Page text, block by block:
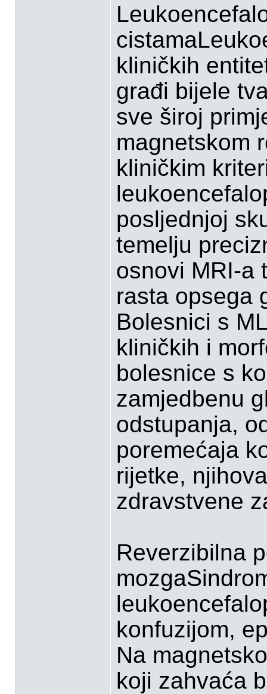
kliničkih
građi bijele
sve široj
magnetskom
kliničkim
posljednjoj
temelju
osnovi MRI-a
rasta opsega
Bolesnici s
kliničkih i
bolesnice s
zamjedbenu
odstupanja,
poremećaja
rijetke,
zdravstvene
Reverzibilna
konfuzijom,
Na
koji zahvaća